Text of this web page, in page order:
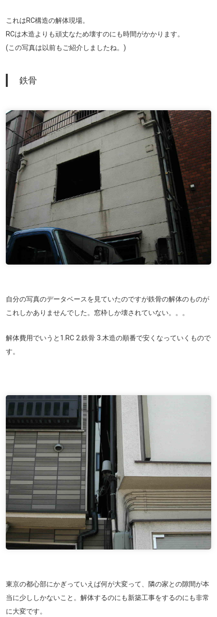
これはRC構造の解体現場。
RCは木造よりも頑丈なため壊すのにも時間がかかります。
(この写真は以前もご紹介しましたね。)
鉄骨
自分の写真のデータベースを見ていたのですが鉄骨の解体のものが
これしかありませんでした。窓枠しか壊されていない。。。
解体費用でいうと1.RC 2.鉄骨 3.木造の順番で安くなっていくもので
す。
東京の都心部にかぎっていえば何が大変って、隣の家との隙間が本
当に少ししかないこと。解体するのにも新築工事をするのにも非常
に大変です。